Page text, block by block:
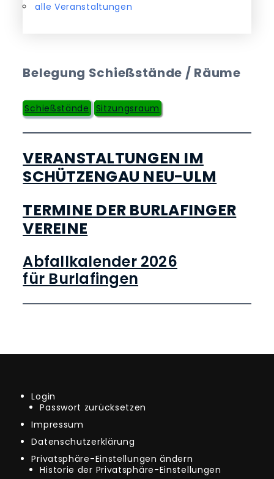
alle Veranstaltungen
Belegung Schießstände / Räume
Schießstände Sitzungsraum
VERANSTALTUNGEN IM
SCHÜTZENGAU NEU-ULM
TERMINE DER BURLAFINGER
VEREINE
Abfallkalender 2026
für Burlafingen
Login
Passwort zurücksetzen
Impressum
Datenschutzerklärung
Privatsphäre-Einstellungen ändern
Historie der Privatsphäre-Einstellungen